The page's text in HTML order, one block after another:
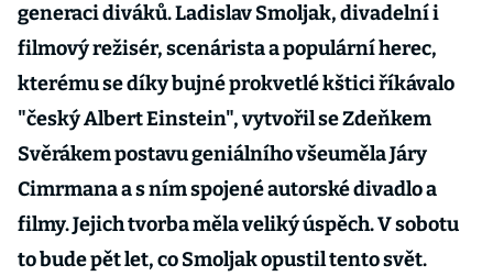
generaci diváků. Ladislav Smoljak, divadelní i
filmový režisér, scenárista a populární herec,
kterému se díky bujné prokvetlé kštici říkávalo
"český Albert Einstein", vytvořil se Zdeňkem
Svěrákem postavu geniálního všeuměla Járy
Cimrmana a s ním spojené autorské divadlo a
filmy. Jejich tvorba měla veliký úspěch. V sobotu
to bude pět let, co Smoljak opustil tento svět.